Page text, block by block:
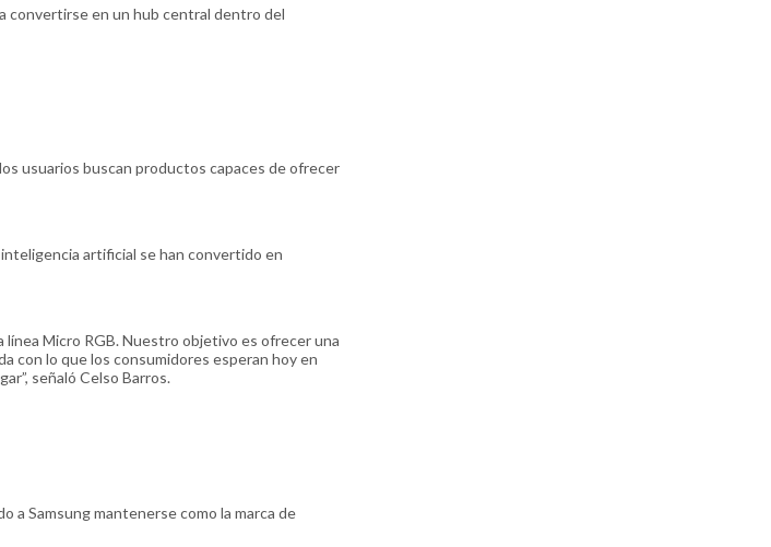
convertirse en un hub central dentro del
usuarios buscan productos capaces de ofrecer
artificial se han convertido en
Micro RGB. Nuestro objetivo es ofrecer una
con lo que los consumidores esperan hoy en
señaló Celso Barros.
a Samsung mantenerse como la marca de